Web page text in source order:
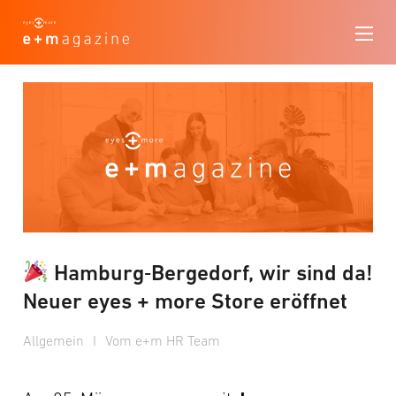
Hamburg‑Bergedorf, wir sind da!
Neuer eyes + more Store eröffnet
Allgemein I Vom e+m HR Team